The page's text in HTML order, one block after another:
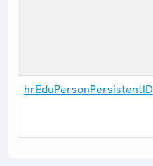
hrEduPersonPersistentID